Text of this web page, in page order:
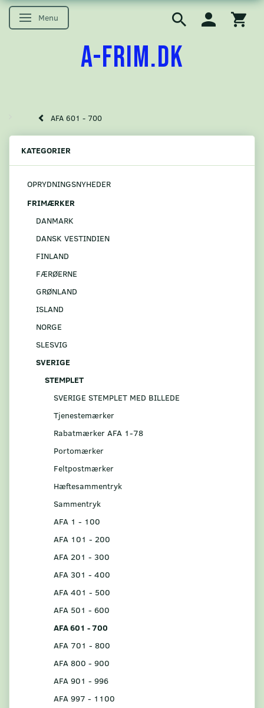
Skifte navigation
Menu
A-FRIM.DK
AFA 601 - 700
KATEGORIER
OPRYDNINGSNYHEDER
FRIMÆRKER
DANMARK
DANSK VESTINDIEN
FINLAND
FÆRØERNE
GRØNLAND
ISLAND
NORGE
SLESVIG
SVERIGE
STEMPLET
SVERIGE STEMPLET MED BILLEDE
Tjenestemærker
Rabatmærker AFA 1-78
Portomærker
Feltpostmærker
Hæftesammentryk
Sammentryk
AFA 1 - 100
AFA 101 - 200
AFA 201 - 300
AFA 301 - 400
AFA 401 - 500
AFA 501 - 600
AFA 601 - 700
AFA 701 - 800
AFA 800 - 900
AFA 901 - 996
AFA 997 - 1100